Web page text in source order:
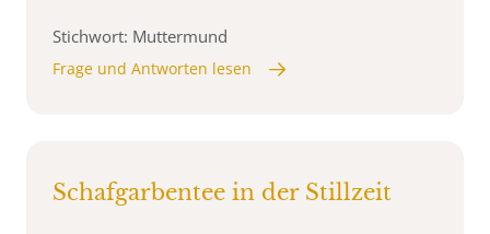
Stichwort: Muttermund
Frage und Antworten lesen
Schafgarbentee in der Stillzeit